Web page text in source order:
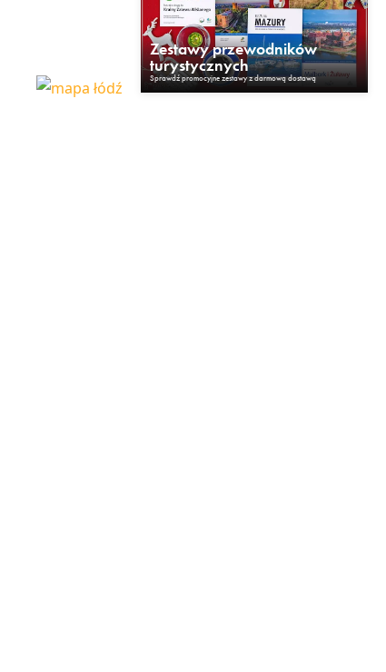
Zestawy przewodników
turystycznych
Sprawdź promocyjne zestawy z darmową dostawą